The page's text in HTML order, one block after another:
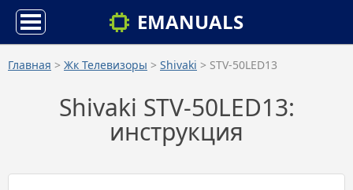
EMANUALS
Главная > Жк Телевизоры > Shivaki > STV-50LED13
Shivaki STV-50LED13:
инструкция